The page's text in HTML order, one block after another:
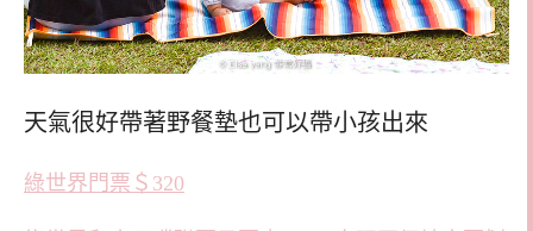
天氣很好帶著野餐墊也可以帶小孩出來
綠世界門票＄320